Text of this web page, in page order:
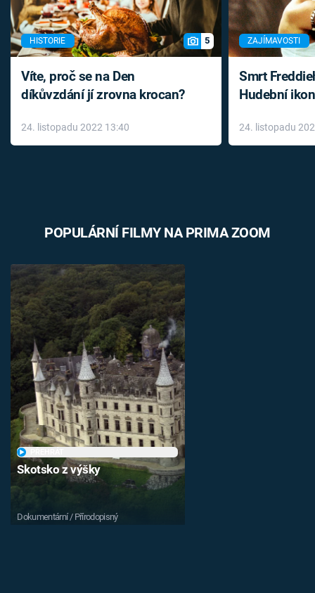
HISTORIE 5
Víte, proč se na Den
díkůvzdání jí zrovna krocan?
24. listopadu 2022 13:40
ZAJÍMAVOSTI
Smrt
Hudební
léky
24. listopadu
POPULÁRNÍ FILMY NA PRIMA ZOOM
Skotsko z výšky
Dokumentární / Přírodopisný